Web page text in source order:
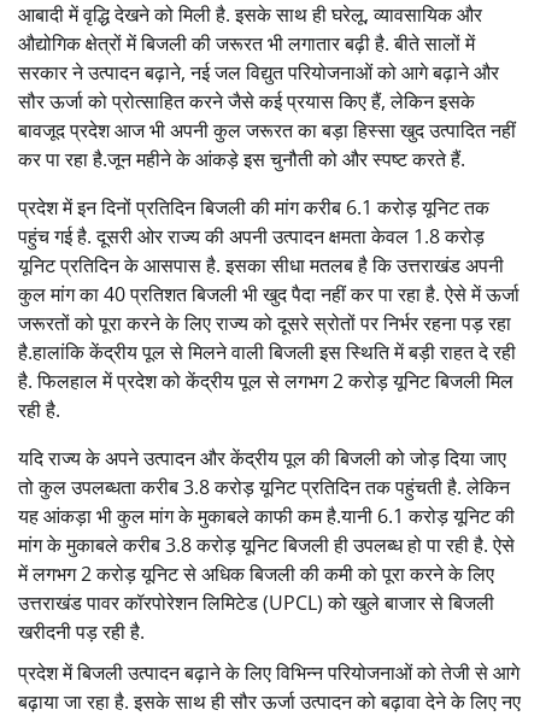
आबादी में वृद्धि देखने को मिली है. इसके साथ ही घरेलू, व्यावसायिक और
औद्योगिक क्षेत्रों में बिजली की जरूरत भी लगातार बढ़ी है. बीते सालों में
सरकार ने उत्पादन बढ़ाने, नई जल विद्युत परियोजनाओं को आगे बढ़ाने और
सौर ऊर्जा को प्रोत्साहित करने जैसे कई प्रयास किए हैं, लेकिन इसके
बावजूद प्रदेश आज भी अपनी कुल जरूरत का बड़ा हिस्सा खुद उत्पादित नहीं
कर पा रहा है.जून महीने के आंकड़े इस चुनौती को और स्पष्ट करते हैं.
प्रदेश में इन दिनों प्रतिदिन बिजली की मांग करीब 6.1 करोड़ यूनिट तक
पहुंच गई है. दूसरी ओर राज्य की अपनी उत्पादन क्षमता केवल 1.8 करोड़
यूनिट प्रतिदिन के आसपास है. इसका सीधा मतलब है कि उत्तराखंड अपनी
कुल मांग का 40 प्रतिशत बिजली भी खुद पैदा नहीं कर पा रहा है. ऐसे में ऊर्जा
जरूरतों को पूरा करने के लिए राज्य को दूसरे स्रोतों पर निर्भर रहना पड़ रहा
है.हालांकि केंद्रीय पूल से मिलने वाली बिजली इस स्थिति में बड़ी राहत दे रही
है. फिलहाल में प्रदेश को केंद्रीय पूल से लगभग 2 करोड़ यूनिट बिजली मिल
रही है.
यदि राज्य के अपने उत्पादन और केंद्रीय पूल की बिजली को जोड़ दिया जाए
तो कुल उपलब्धता करीब 3.8 करोड़ यूनिट प्रतिदिन तक पहुंचती है. लेकिन
यह आंकड़ा भी कुल मांग के मुकाबले काफी कम है.यानी 6.1 करोड़ यूनिट की
मांग के मुकाबले करीब 3.8 करोड़ यूनिट बिजली ही उपलब्ध हो पा रही है. ऐसे
में लगभग 2 करोड़ यूनिट से अधिक बिजली की कमी को पूरा करने के लिए
उत्तराखंड पावर कॉरपोरेशन लिमिटेड (UPCL) को खुले बाजार से बिजली
खरीदनी पड़ रही है.
प्रदेश में बिजली उत्पादन बढ़ाने के लिए विभिन्न परियोजनाओं को तेजी से आगे
बढ़ाया जा रहा है. इसके साथ ही सौर ऊर्जा उत्पादन को बढ़ावा देने के लिए नए